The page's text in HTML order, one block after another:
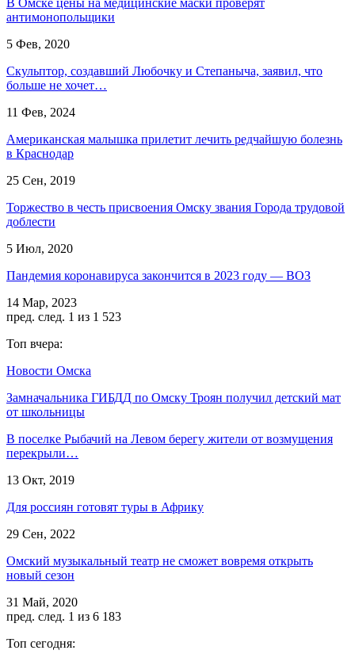
антимонопольщики
5 Фев, 2020
Скульптор, создавший Любочку и Степаныча, заявил, что
больше не хочет…
11 Фев, 2024
Американская малышка прилетит лечить редчайшую болезнь
в Краснодар
25 Сен, 2019
Торжество в честь присвоения Омску звания Города трудовой
доблести
5 Июл, 2020
Пандемия коронавируса закончится в 2023 году — ВОЗ
14 Мар, 2023
пред. след. 1 из 1 523
Топ вчера:
Новости Омска
Замначальника ГИБДД по Омску Троян получил детский мат
от школьницы
В поселке Рыбачий на Левом берегу жители от возмущения
перекрыли…
13 Окт, 2019
Для россиян готовят туры в Африку
29 Сен, 2022
Омский музыкальный театр не сможет вовремя открыть
новый сезон
31 Май, 2020
пред. след. 1 из 6 183
Топ сегодня: